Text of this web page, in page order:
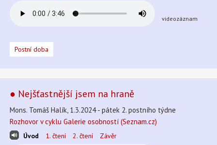
videozáznam
Postní doba
● Nejšťastnější jsem na hraně
Mons. Tomáš Halík, 1.3.2024 - pátek 2. postního týdne
Rozhovor v cyklu Galerie osobností (Seznam.cz)
Úvod 1. čtení 2. čtení Závěr